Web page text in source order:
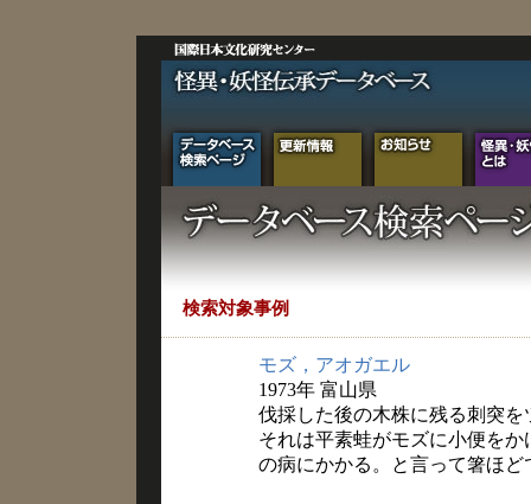
検索対象事例
モズ，アオガエル
1973年 富山県
伐採した後の木株に残る刺突
それは平素蛙がモズに小便を
の病にかかる。と言って箸ほど